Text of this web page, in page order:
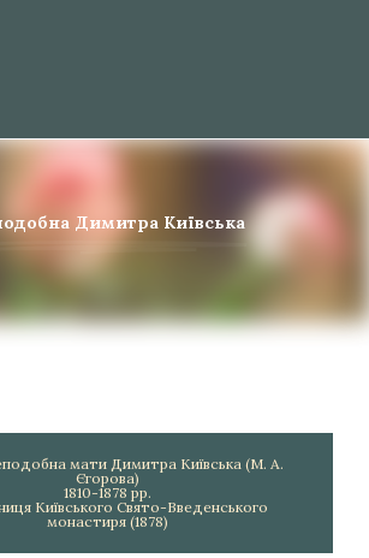
Димитра Київська
мати Димитра Київська (М. А.
Єгорова)
1810-1878 рр.
Київського Свято-Введенського
монастиря (1878)